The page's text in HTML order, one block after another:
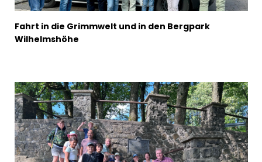
Fahrt in die Grimmwelt und in den Bergpark
Wilhelmshöhe